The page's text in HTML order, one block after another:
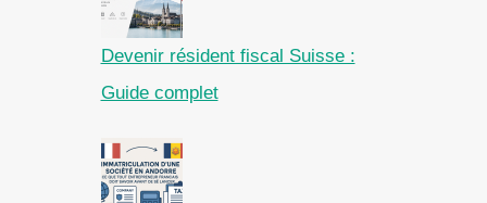
Devenir résident fiscal Suisse :
Guide complet